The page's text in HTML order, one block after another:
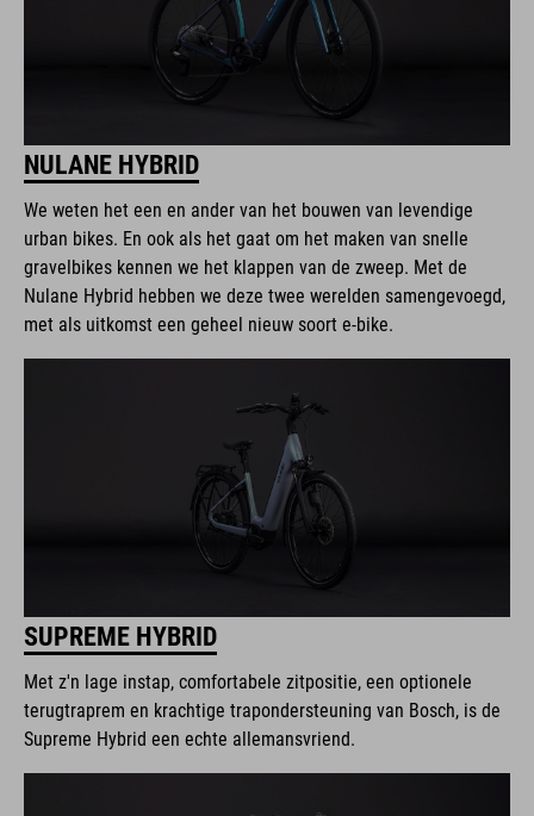
NULANE HYBRID
We weten het een en ander van het bouwen van levendige
urban bikes. En ook als het gaat om het maken van snelle
gravelbikes kennen we het klappen van de zweep. Met de
Nulane Hybrid hebben we deze twee werelden samengevoegd,
met als uitkomst een geheel nieuw soort e-bike.
SUPREME HYBRID
Met z'n lage instap, comfortabele zitpositie, een optionele
terugtraprem en krachtige trapondersteuning van Bosch, is de
Supreme Hybrid een echte allemansvriend.